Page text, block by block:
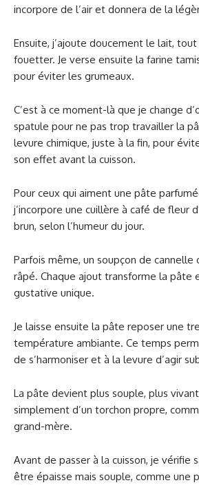
incorpore de l’air et donnera de la
Ensuite, j’ajoute doucement le lait,
fouetter. Je verse ensuite la farine
pour éviter les grumeaux.
C’est à ce moment-là que je change
spatule pour ne pas trop travailler la
levure chimique, juste à la fin, pour
son effet avant la cuisson.
Pour ceux qui aiment une pâte
j’incorpore une cuillère à café de fleur
brun, selon l’humeur du jour.
Parfois même, un soupçon de cannelle
râpé. Chaque ajout transforme la pâte
gustative unique.
Je laisse ensuite la pâte reposer une
température ambiante. Ce temps
de s’harmoniser et à la levure d’agir
La pâte devient plus souple, plus
simplement d’un torchon propre,
grand-mère.
Avant de passer à la cuisson, je vérifie
être épaisse mais souple, comme une